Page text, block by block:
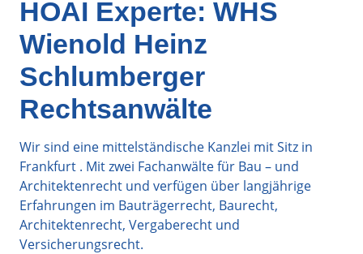
HOAI Experte: WHS
Wienold Heinz
Schlumberger
Rechtsanwälte
Wir sind eine mittelständische Kanzlei mit Sitz in
Frankfurt . Mit zwei Fachanwälte für Bau – und
Architektenrecht und verfügen über langjährige
Erfahrungen im Bauträgerrecht, Baurecht,
Architektenrecht, Vergaberecht und
Versicherungsrecht.